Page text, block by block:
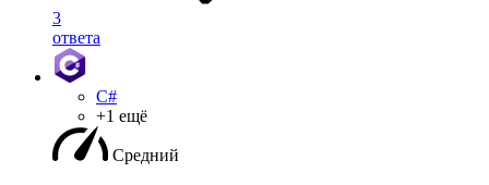
3
ответа
C#
+1 ещё
Средний